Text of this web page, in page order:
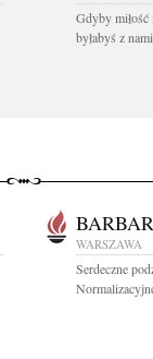
Gdyby miłość
byłabyś z
WARSZAWA
Serdeczne